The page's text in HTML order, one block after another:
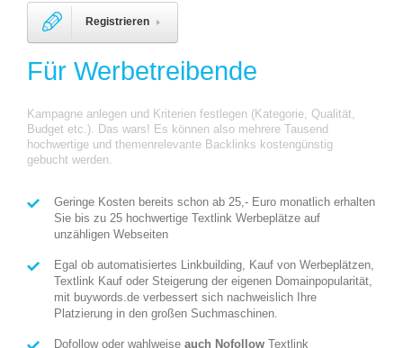
Registrieren
Für Werbetreibende
Kampagne anlegen und Kriterien festlegen (Kategorie, Qualität,
Budget etc.). Das wars! Es können also mehrere Tausend
hochwertige und themenrelevante Backlinks kostengünstig
gebucht werden.
Geringe Kosten bereits schon ab 25,- Euro monatlich erhalten
Sie bis zu 25 hochwertige Textlink Werbeplätze auf
unzähligen Webseiten
Egal ob automatisiertes Linkbuilding, Kauf von Werbeplätzen,
Textlink Kauf oder Steigerung der eigenen Domainpopularität,
mit buywords.de verbessert sich nachweislich Ihre
Platzierung in den großen Suchmaschinen.
Dofollow oder wahlweise auch Nofollow Textlink